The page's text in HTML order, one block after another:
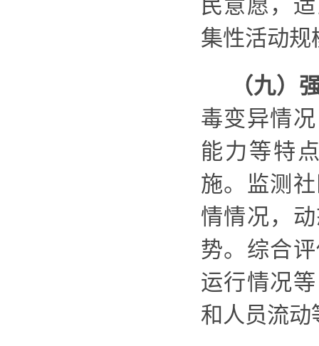
民意愿，
集性活动规
（九）
毒变异情
能力等特
施。监测
情情况，
势。综合
运行情况
和人员流动